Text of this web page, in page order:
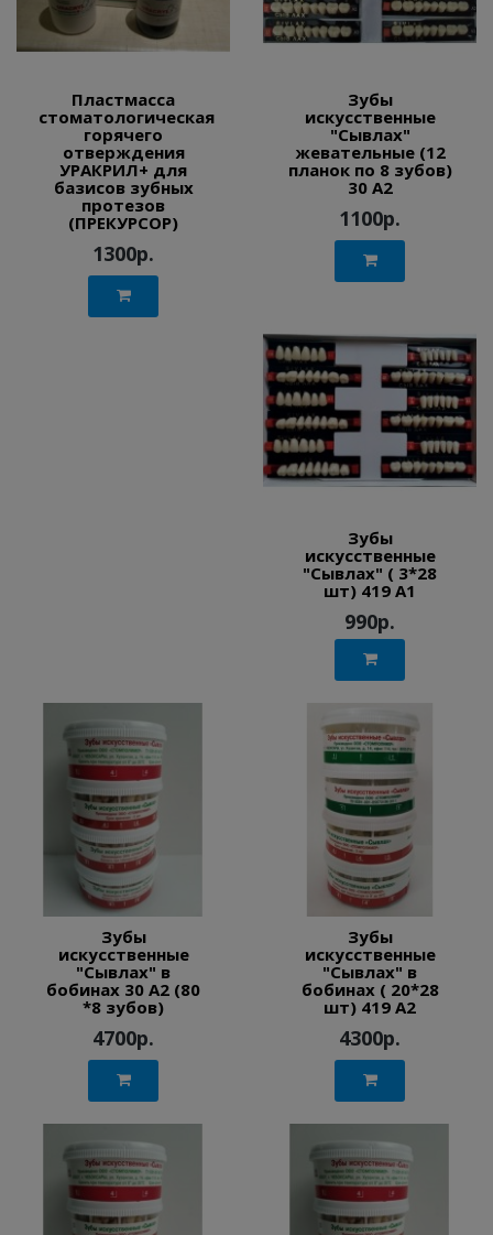
Пластмасса
стоматологическая
горячего
отверждения
УРАКРИЛ+ для
базисов зубных
протезов
(ПРЕКУРСОР)
1300р.
Зубы
искусственные
"Сывлах"
жевательные (12
планок по 8 зубов)
30 А2
1100р.
Зубы
искусственные
"Сывлах" ( 3*28
шт) 419 A1
990р.
Зубы
искусственные
"Сывлах" в
бобинах 30 А2 (80
*8 зубов)
4700р.
Зубы
искусственные
"Сывлах" в
бобинах ( 20*28
шт) 419 A2
4300р.